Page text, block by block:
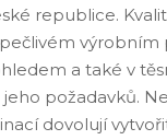
republice.
výrobním
a také v
požadavků.
dovolují